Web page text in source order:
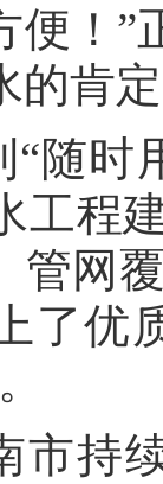
便！”
的肯
“随
工程
管网
了优
市持